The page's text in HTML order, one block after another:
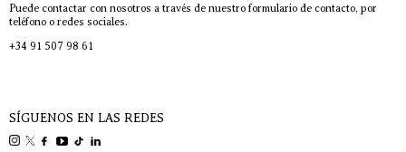
Puede contactar con nosotros a través de nuestro formulario de contacto, por
teléfono o redes sociales.
+34 91 507 98 61
SÍGUENOS EN LAS REDES